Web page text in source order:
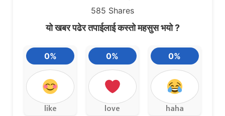
585 Shares
यो खबर पढेर तपाईलाई कस्तो महसुस भयो ?
0%
like
0%
love
0%
haha